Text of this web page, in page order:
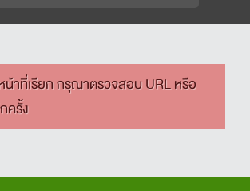
าที่เรียก กรุณาตรวจสอบ URL หรือ
ครั้ง